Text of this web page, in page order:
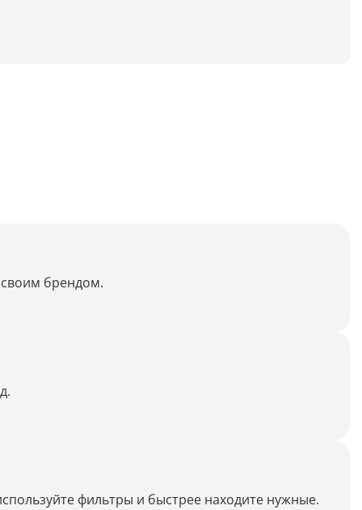
своим брендом.
фильтры и быстрее находите нужные.